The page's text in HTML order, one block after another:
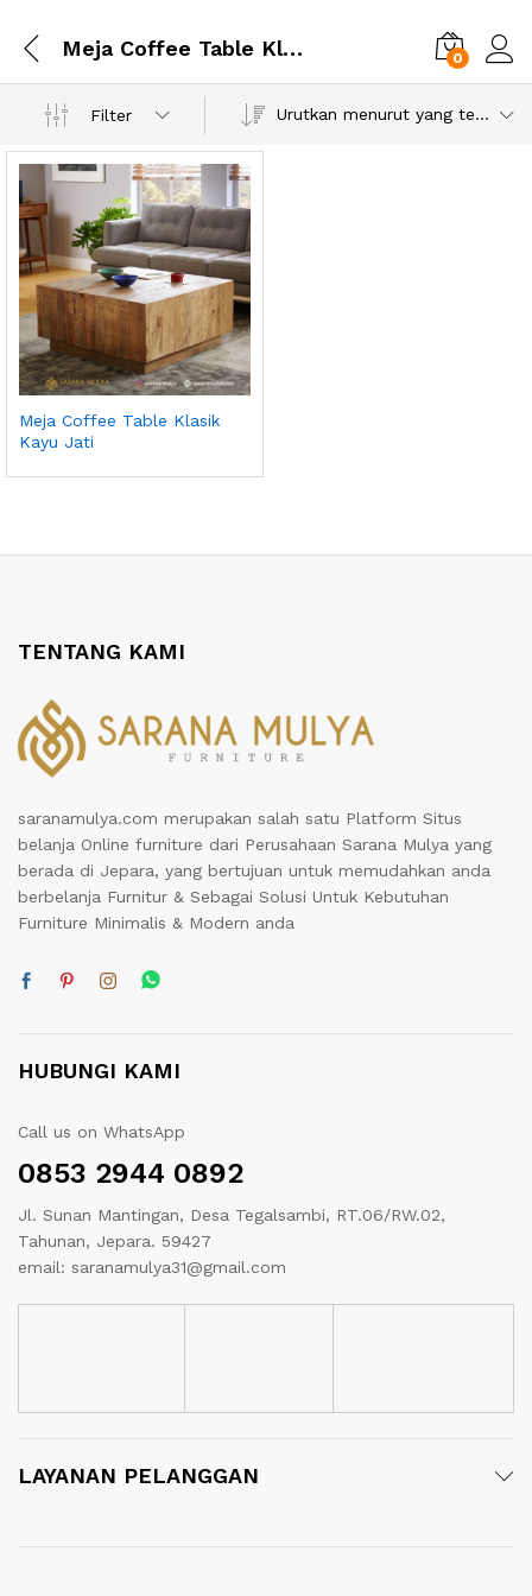
Meja Coffee Table Klasik Kayu Jati 0
Filter Urutkan menurut yang terbaru
Meja Coffee Table Klasik
Kayu Jati
TENTANG KAMI
saranamulya.com merupakan salah satu Platform Situs
belanja Online furniture dari Perusahaan Sarana Mulya yang
berada di Jepara, yang bertujuan untuk memudahkan anda
berbelanja Furnitur & Sebagai Solusi Untuk Kebutuhan
Furniture Minimalis & Modern anda
HUBUNGI KAMI
Call us on WhatsApp
0853 2944 0892
Jl. Sunan Mantingan, Desa Tegalsambi, RT.06/RW.02,
Tahunan, Jepara. 59427
email: saranamulya31@gmail.com
LAYANAN PELANGGAN